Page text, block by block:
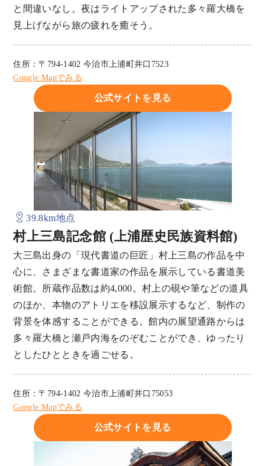
と間違いなし。夜はライトアップされた多々羅大橋を
見上げながら旅の疲れを癒そう。
住所：〒794-1402 今治市上浦町井口7523
Google Mapでみる
公式サイトを見る
39.8km地点
村上三島記念館 (上浦歴史民族資料館)
大三島出身の「現代書道の巨匠」村上三島の作品を中
心に、さまざまな書道家の作品を展示している書道美
術館。所蔵作品数は約4,000。村上の硯や筆などの道具
のほか、本物のアトリエを移設展示するなど、制作の
背景を体感することができる。館内の展望通路からは
多々羅大橋と瀬戸内海をのぞむことができ、ゆったり
としたひとときを過ごせる。
住所：〒794-1402 今治市上浦町井口75053
Google Mapでみる
公式サイトを見る